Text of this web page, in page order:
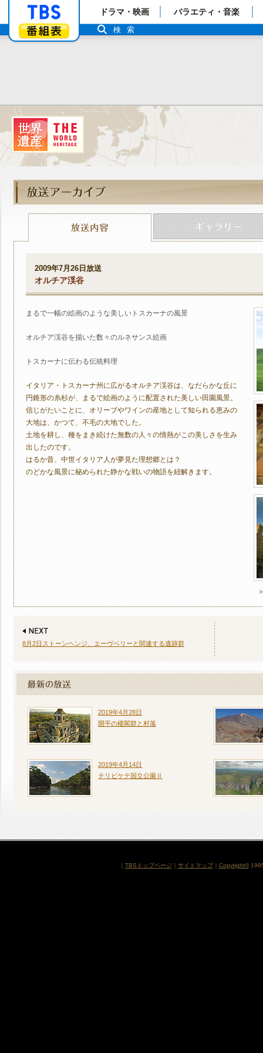
「TBSテレビ」トップページ
番組表
ドラマ・映画 バラエティ・音楽
検索
2009年7月26日放送
オルチア渓谷
まるで一幅の絵画のような美しいトスカーナの風景
オルチア渓谷を描いた数々のルネサンス絵画
トスカーナに伝わる伝統料理
イタリア・トスカーナ州に広がるオルチア渓谷は、なだらかな丘に
円錐形の糸杉が、まるで絵画のように配置された美しい田園風景。
信じがたいことに、オリーブやワインの産地として知られる恵みの
大地は、かつて、不毛の大地でした。
土地を耕し、種をまき続けた無数の人々の情熱がこの美しさを生み
出したのです。
はるか昔、中世イタリア人が夢見た理想郷とは？
のどかな風景に秘められた静かな戦いの物語を紐解きます。
8月2日ストーンヘンジ、エーヴベリーと関連する遺跡群
2019年4月28日
開平の楼閣群と村落
2019年4月14日
チリビケテ国立公園Ⅱ
TBSトップページ サイトマップ｜ Copyright©